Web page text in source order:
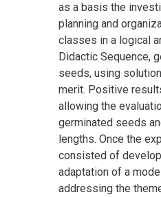
as a basis the
planning and
classes in a logical
Didactic Sequence,
seeds, using
merit. Positive
allowing the
germinated seeds
lengths. Once the
consisted of
adaptation of a
addressing the